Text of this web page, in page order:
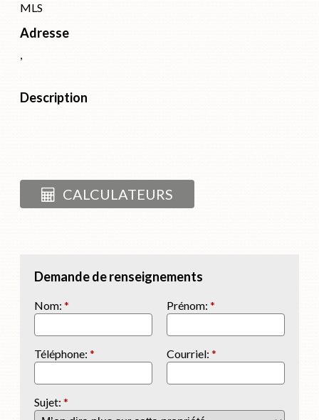
MLS
Adresse
,
Description
CALCULATEURS
Demande de renseignements
Nom: * Prénom: *
Téléphone: * Courriel: *
Sujet: *